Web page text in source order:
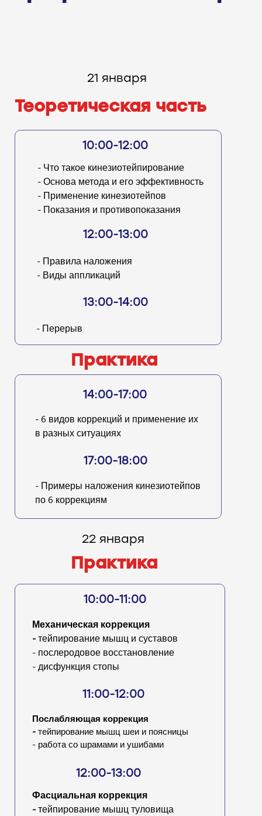
- Перерыв
- Примеры наложения кинезиотейпов
по 6 коррекциям
- 6 видов коррекций и применение их
в разных ситуациях
- Правила наложения
- Виды аппликаций
Фасциальная коррекция
-тейпирование мышц туловища
Послабляющая коррекция
- тейпирование мышц шеи и поясницы
- работа со шрамами и ушибами
Механическая коррекция
-тейпирование мышц и суставов
- послеродовое восстановление
- дисфункция стопы
- Что такое кинезиотейпирование
- Основа метода и его эффективность
- Применение кинезиотейпов
- Показания и противопоказания
17:00-18:00
14:00-17:00
13:00-14:00
12:00-13:00
12:00-13:00
11:00-12:00
10:00-11:00
10:00-12:00
22 января
21 января
Практика
Практика
Теоретическая часть